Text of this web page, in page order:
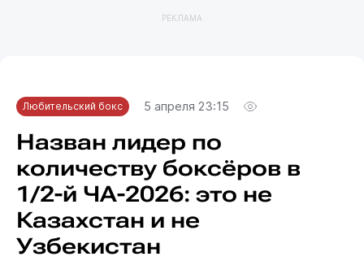
РЕКЛАМА
Любительский бокс 5 апреля 23:15
Назван лидер по
количеству боксёров в
1/2-й ЧА-2026: это не
Казахстан и не
Узбекистан